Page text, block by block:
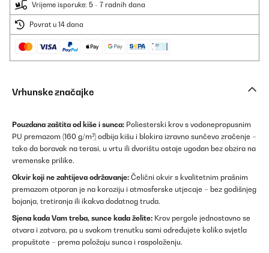
Vrijeme isporuke: 5 - 7 radnih dana
Povrat u 14 dana
Vrhunske značajke
Pouzdana zaštita od kiše i sunca: Poliesterski krov s vodonepropusnim
PU premazom (160 g/m²) odbija kišu i blokira izravno sunčevo zračenje –
tako da boravak na terasi, u vrtu ili dvorištu ostaje ugodan bez obzira na
vremenske prilike.
Okvir koji ne zahtijeva održavanje: Čelični okvir s kvalitetnim prašnim
premazom otporan je na koroziju i atmosferske utjecaje – bez godišnjeg
bojanja, tretiranja ili ikakva dodatnog truda.
Sjena kada Vam treba, sunce kada želite: Krov pergole jednostavno se
otvara i zatvara, pa u svakom trenutku sami određujete koliko svjetla
propuštate – prema položaju sunca i raspoloženju.